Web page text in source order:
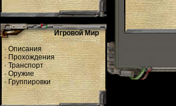
Игровой Мир
·Описания
·Прохождения
·Транспорт
·Оружие
·Группировки